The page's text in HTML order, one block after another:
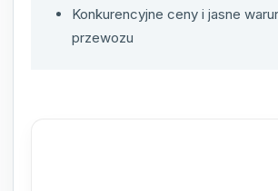
Konkurencyjne ceny i jasne
przewozu